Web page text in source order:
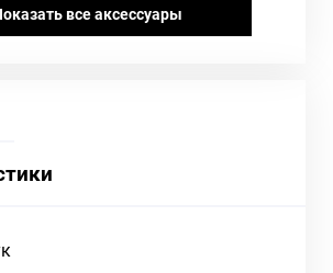
все аксессуары